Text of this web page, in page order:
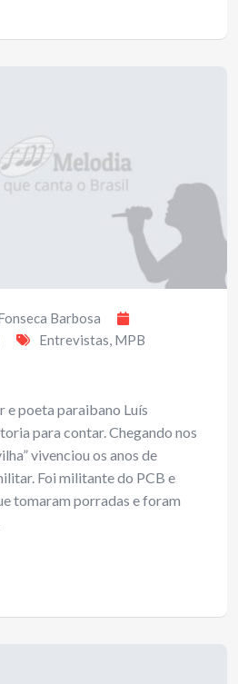
Barbosa
Entrevistas, MPB
poeta paraibano Luís
para contar. Chegando nos
vivenciou os anos de
Foi militante do PCB e
tomaram porradas e foram